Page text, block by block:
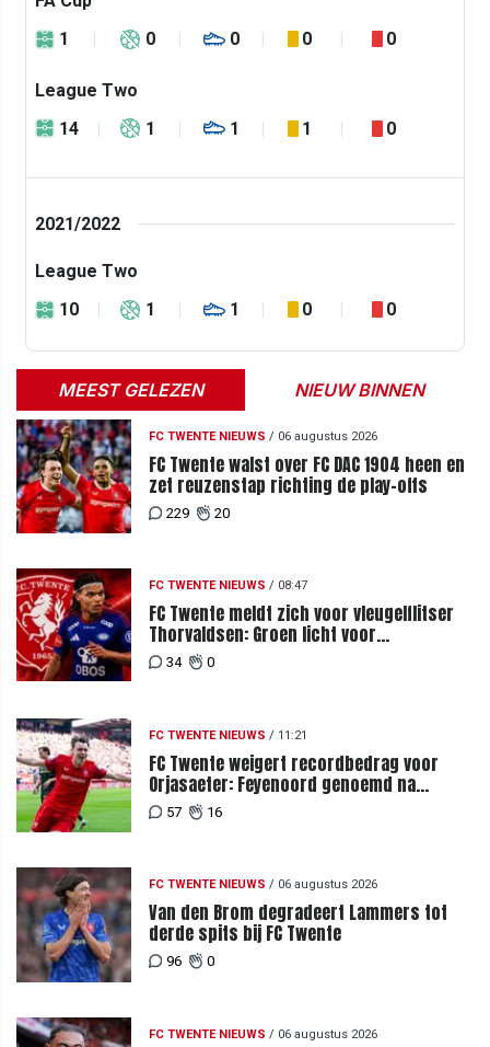
1
0 0 0 0
League Two
14
1 1 1 0
2021/2022
League Two
10
1 1 0 0
MEEST GELEZEN NIEUW BINNEN
FC TWENTE NIEUWS / 06 augustus 2026
FC Twente walst over FC DAC 1904 heen en
zet reuzenstap richting de play-offs
229 20
FC TWENTE NIEUWS / 08:47
FC Twente meldt zich voor vleugelflitser
Thorvaldsen: Groen licht voor
miljoenenbod
34 0
FC TWENTE NIEUWS / 11:21
FC Twente weigert recordbedrag voor
Orjasaeter: Feyenoord genoemd na
megabod
57 16
FC TWENTE NIEUWS / 06 augustus 2026
Van den Brom degradeert Lammers tot
derde spits bij FC Twente
96 0
FC TWENTE NIEUWS / 06 augustus 2026